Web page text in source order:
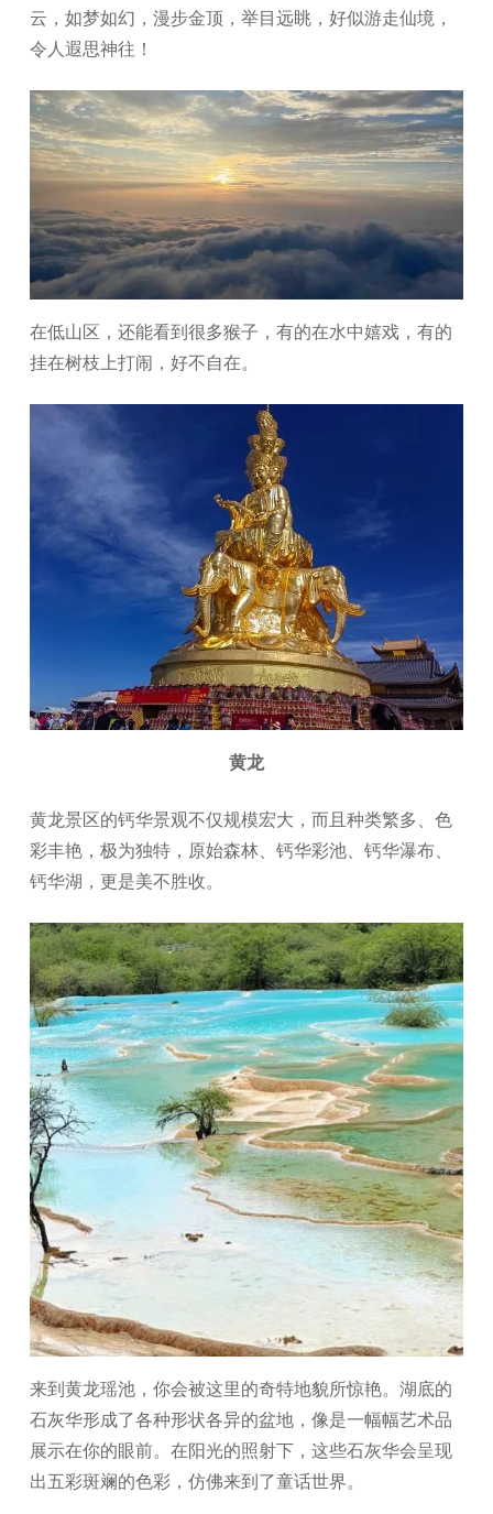
云，如梦如幻，漫步金顶，举目远眺，好似游走仙境，
令人遐思神往！
在低山区，还能看到很多猴子，有的在水中嬉戏，有的
挂在树枝上打闹，好不自在。
黄龙
黄龙景区的钙华景观不仅规模宏大，而且种类繁多、色
彩丰艳，极为独特，原始森林、钙华彩池、钙华瀑布、
钙华湖，更是美不胜收。
来到黄龙瑶池，你会被这里的奇特地貌所惊艳。湖底的
石灰华形成了各种形状各异的盆地，像是一幅幅艺术品
展示在你的眼前。在阳光的照射下，这些石灰华会呈现
出五彩斑斓的色彩，仿佛来到了童话世界。